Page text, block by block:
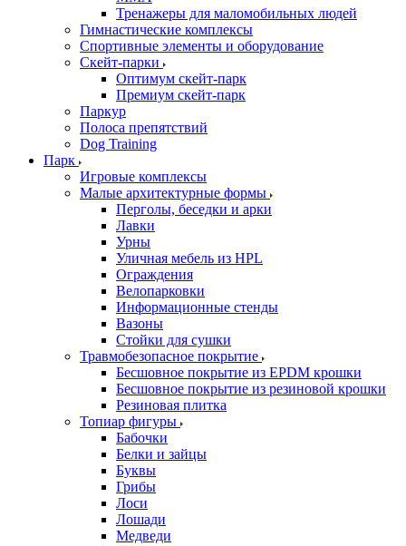
Тренажеры для маломобильных людей
Гимнастические комплексы
Спортивные элементы и оборудование
Скейт-парки
Оптимум скейт-парк
Премиум скейт-парк
Паркур
Полоса препятствий
Dog Training
Парк
Игровые комплексы
Малые архитектурные формы
Перголы, беседки и арки
Лавки
Урны
Уличная мебель из HPL
Ограждения
Велопарковки
Информационные стенды
Вазоны
Стойки для сушки
Травмобезопасное покрытие
Бесшовное покрытие из EPDM крошки
Бесшовное покрытие из резиновой крошки
Резиновая плитка
Топиар фигуры
Бабочки
Белки и зайцы
Буквы
Грибы
Лоси
Лошади
Медведи